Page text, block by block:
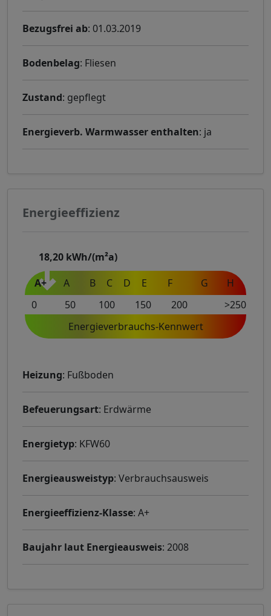
Bezugsfrei ab: 01.03.2019
Bodenbelag: Fliesen
Zustand: gepflegt
Energieverb. Warmwasser enthalten: ja
Energieeffizienz
A+ A B C D E F G H
18,20 kWh/(m²a)
0 50 100 150 200
>250
Energieverbrauchs-Kennwert
Heizung: Fußboden
Befeuerungsart: Erdwärme
Energietyp: KFW60
Energieausweistyp: Verbrauchsausweis
Energieeffizienz-Klasse: A+
Baujahr laut Energieausweis: 2008